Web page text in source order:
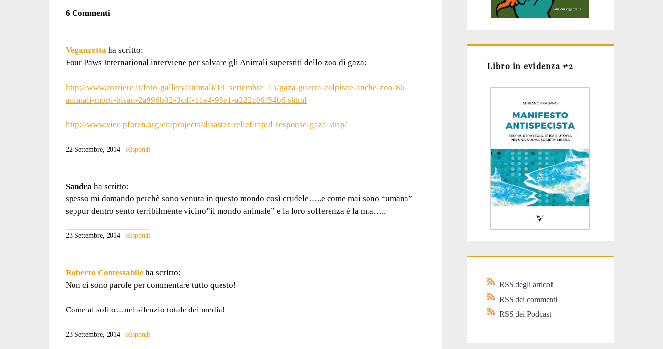
6 Commenti
Veganzetta ha scritto:
Four Paws International interviene per salvare gli Animali superstiti dello zoo di gaza:
http://www.corriere.it/foto-gallery/animali/14_settembre_15/gaza-guerra-colpisce-anche-zoo-86-
animali-morti-bisan-2a896b02-3cdf-11e4-95e1-a222c06f54b6.shtml
http://www.vier-pfoten.org/en/projects/disaster-relief/rapid-response-gaza-strip/
22 Settembre, 2014 Rispondi
Sandra ha scritto:
spesso mi domando perchè sono venuta in questo mondo così crudele…..e come mai sono “umana”
seppur dentro sento terribilmente vicino”il mondo animale” e la loro sofferenza è la mia…..
23 Settembre, 2014 Rispondi
Roberto Contestabile ha scritto:
Non ci sono parole per commentare tutto questo!
Come al solito…nel silenzio totale dei media!
23 Settembre, 2014 Rispondi
Libro in evidenza #2
RSS degli articoli
RSS dei commenti
RSS dei Podcast